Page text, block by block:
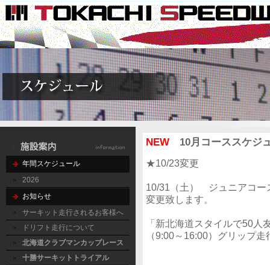
年間スケジュール
2026
お知らせ
サーキット走行されるお客様へ
ドリフト走行について
北海道クラブマンカップレース
十勝サーキットトライアル
NEW 10月コーススケジ
★10/23変更
10/31（土） ジュニアコー
変更致します。
「新北海道スタイルで50
（9:00～16:00）グリップ